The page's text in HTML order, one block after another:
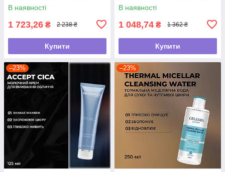
В наявності
1 723,26 ₴ 2 238 ₴
Купити
В наявності
1 048,74 ₴ 1 362 ₴
Купити
–23% –23%